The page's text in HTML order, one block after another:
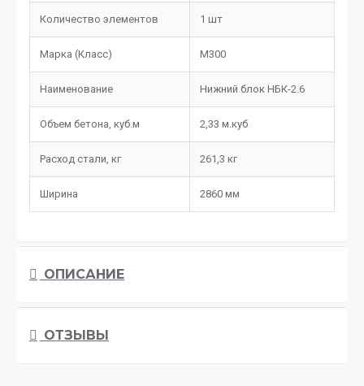
Количество элементов 1 шт
Марка (Класс) М300
Наименование Нижний блок НБК-2.6
Объем бетона, куб.м 2,33 м.куб
Расход стали, кг 261,3 кг
Ширина 2860 мм
ОПИСАНИЕ
ОТЗЫВЫ